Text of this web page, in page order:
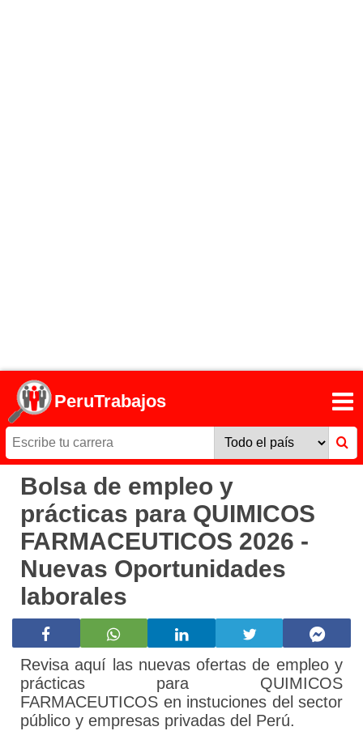
PeruTrabajos
Bolsa de empleo y
prácticas para QUIMICOS
FARMACEUTICOS 2026 -
Nuevas Oportunidades
laborales
Revisa aquí las nuevas ofertas de empleo y
prácticas para QUIMICOS
FARMACEUTICOS en instuciones del sector
público y empresas privadas del Perú.